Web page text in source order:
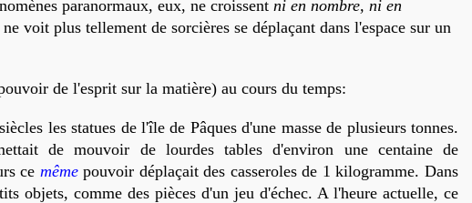
paranormaux, eux, ne croissent ni en nombre, ni en
voit plus tellement de sorcières se déplaçant dans l'espace sur un
de l'esprit sur la matière) au cours du temps:
les statues de l'île de Pâques d'une masse de plusieurs tonnes.
de mouvoir de lourdes tables d'environ une centaine de
ce mêmepouvoir déplaçait des casseroles de 1 kilogramme. Dans
objets, comme des pièces d'un jeu d'échec. A l'heure actuelle, ce